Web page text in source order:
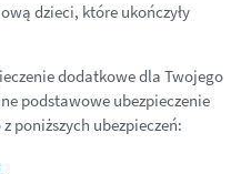
dzieci, które ukończyły
dodatkowe dla Twojego
podstawowe ubezpieczenie
poniższych ubezpieczeń: